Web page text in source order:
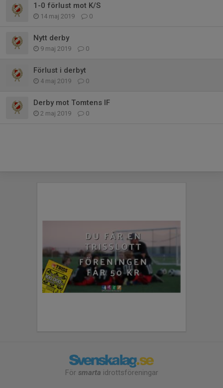
1-0 förlust mot K/S
14 maj 2019 0
Nytt derby
9 maj 2019 0
Förlust i derbyt
4 maj 2019 0
Derby mot Tomtens IF
2 maj 2019 0
För smarta idrottsföreningar